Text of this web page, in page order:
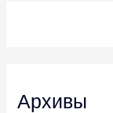
Архивы